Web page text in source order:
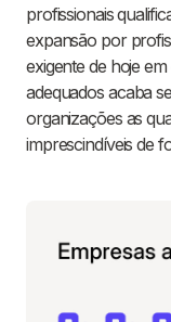
profissionais
expansão por
exigente de hoje
adequados acaba
organizações as
imprescindíveis de